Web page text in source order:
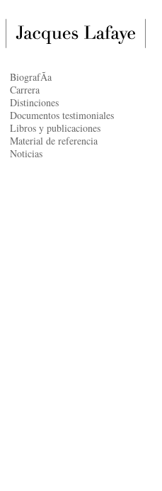
BiografÃ­a
Carrera
Distinciones
Documentos testimoniales
Libros y publicaciones
Material de referencia
Noticias